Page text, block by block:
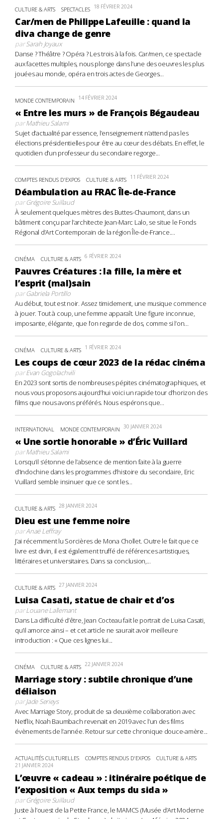
CULTURE & ARTS SPECTACLES 18 FÉVRIER 2024
Car/men de Philippe Lafeuille : quand la
diva change de genre
parSarah Joyaux
Danse ? Théâtre ? Opéra ? Les trois à la fois. Car/men, ce spectacle
aux facettes multiples, nous plonge dans l’une des oeuvres les plus
jouées au monde, opéra en trois actes de Georges...
MONDE CONTEMPORAIN 14 FÉVRIER 2024
« Entre les murs » de François Bégaudeau
parMathieu Salami
Sujet d’actualité par essence, l’enseignement n’attend pas les
élections présidentielles pour être au cœur des débats. En effet, le
quotidien d’un professeur du secondaire regorge...
COMPTES RENDUS D'EXPOS CULTURE & ARTS 11 FÉVRIER 2024
Déambulation au FRAC Île-de-France
parGrégoire Suillaud
À seulement quelques mètres des Buttes-Chaumont, dans un
bâtiment conçu par l’architecte Jean-Marc Lalo, se situe le Fonds
Régional d’Art Contemporain de la région Île-de-France....
CINÉMA CULTURE & ARTS 6 FÉVRIER 2024
Pauvres Créatures : la fille, la mère et
l’esprit (mal)sain
parGabriela Portillo
Au début, tout est noir. Assez timidement, une musique commence
à jouer. Tout à coup, une femme apparaît. Une figure inconnue,
imposante, élégante, que l’on regarde de dos, comme si l’on...
CINÉMA CULTURE & ARTS 1 FÉVRIER 2024
Les coups de cœur 2023 de la rédac cinéma
parEvan Gogolachvili
En 2023 sont sortis de nombreuses pépites cinématographiques, et
nous vous proposons aujourd’hui voici un rapide tour d’horizon des
films que nous avons préférés. Nous espérons que...
INTERNATIONAL MONDE CONTEMPORAIN 30 JANVIER 2024
« Une sortie honorable » d’Éric Vuillard
parMathieu Salami
Lorsqu’il s’étonne de l’absence de mention faite à la guerre
d’Indochine dans les programmes d’histoire du secondaire, Eric
Vuillard semble insinuer que ce sont les...
CULTURE & ARTS 28 JANVIER 2024
Dieu est une femme noire
parAnaë Leffray
J’ai récemment lu Sorcières de Mona Chollet. Outre le fait que ce
livre est divin, il est également truffé de références artistiques,
littéraires et universitaires. Dans sa conclusion,...
CULTURE & ARTS 27 JANVIER 2024
Luisa Casati, statue de chair et d’os
parLouane Lallemant
Dans La difficulté d’être, Jean Cocteau fait le portrait de Luisa Casati,
qu’il amorce ainsi – et cet article ne saurait avoir meilleure
introduction : « Que ces lignes lui...
CINÉMA CULTURE & ARTS 22 JANVIER 2024
Marriage story : subtile chronique d’une
déliaison
parJade Serieys
Avec Marriage Story, produit de sa deuxième collaboration avec
Netflix, Noah Baumbach revenait en 2019 avec l’un des films
évènements de l’année. Retour sur cette chronique douce-amère...
ACTUALITÉS CULTURELLES COMPTES RENDUS D'EXPOS CULTURE & ARTS
21 JANVIER 2024
L’œuvre « cadeau » : itinéraire poétique de
l’exposition « Aux temps du sida »
parGrégoire Suillaud
Juste à l’ouest de la Petite France, le MAMCS (Musée d’Art Moderne